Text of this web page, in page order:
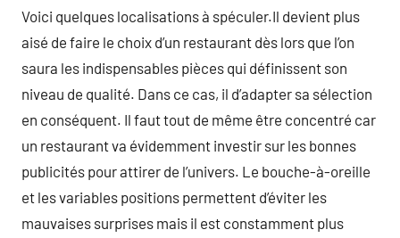
Voici quelques localisations à spéculer.Il devient plus
aisé de faire le choix d’un restaurant dès lors que l’on
saura les indispensables pièces qui définissent son
niveau de qualité. Dans ce cas, il d’adapter sa sélection
en conséquent. Il faut tout de même être concentré car
un restaurant va évidemment investir sur les bonnes
publicités pour attirer de l’univers. Le bouche-à-oreille
et les variables positions permettent d’éviter les
mauvaises surprises mais il est constamment plus